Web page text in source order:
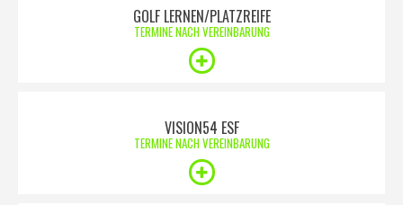
GOLF LERNEN/PLATZREIFE
TERMINE NACH VEREINBARUNG
VISION54 ESF
TERMINE NACH VEREINBARUNG